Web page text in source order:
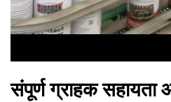
संपूर्ण ग्राहक सहायता